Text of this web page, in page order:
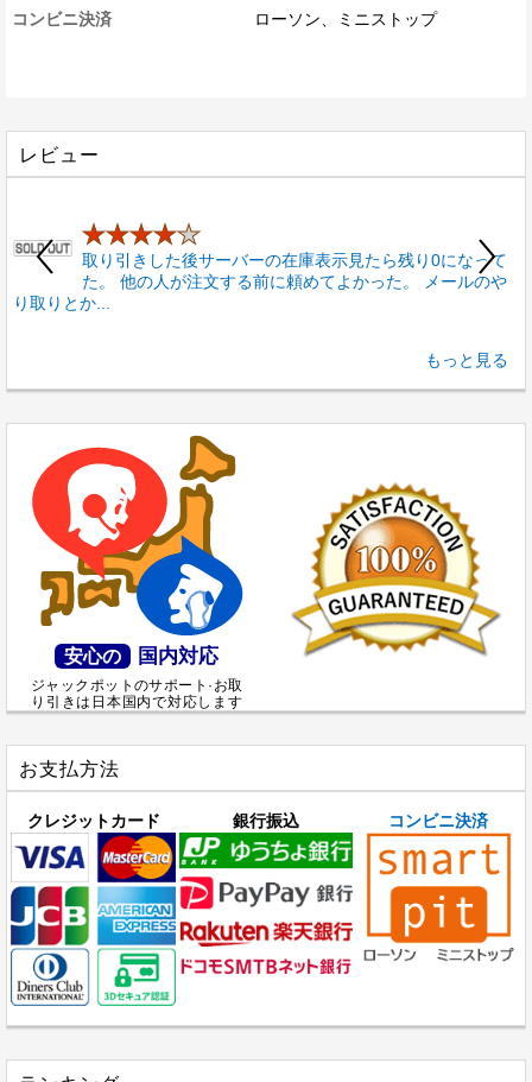
コンビニ決済
ローソン、ミニストップ
レビュー
★★★★★
取り引きした後サーバーの在庫表示見たら残り0になって
た。 他の人が注文する前に頼めてよかった。 メールのや
り取りとか...
もっと見る
安心の 国内対応
ジャックポットのサポート·お取
り引きは日本国内で対応します
お支払方法
クレジットカード 銀行振込 コンビニ決済